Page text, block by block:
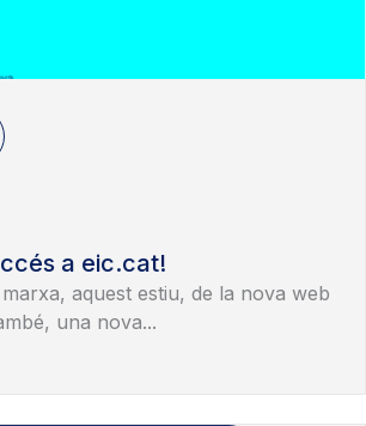
a eic.cat!
aquest estiu, de la nova web
una nova...